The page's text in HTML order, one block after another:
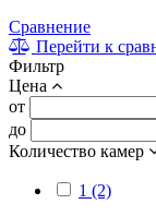
Сравнение
Перейти к
Фильтр
Цена
от
до
Количество камер
1 (2)